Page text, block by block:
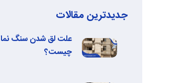
جدیدترین مقالات
علت لق شدن سنگ نما
چیست؟